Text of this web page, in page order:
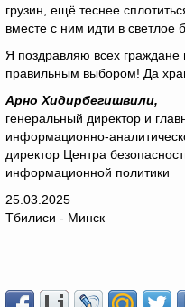
грузин, ещё теснее
вместе с ним идти в светлое
Я поздравляю всех
правильным выбором! Да
Арно Хидирбегишвили,
генеральный директор и
информационно-
директор Центра
информационной политики
25.03.2025
Тбилиси - Минск